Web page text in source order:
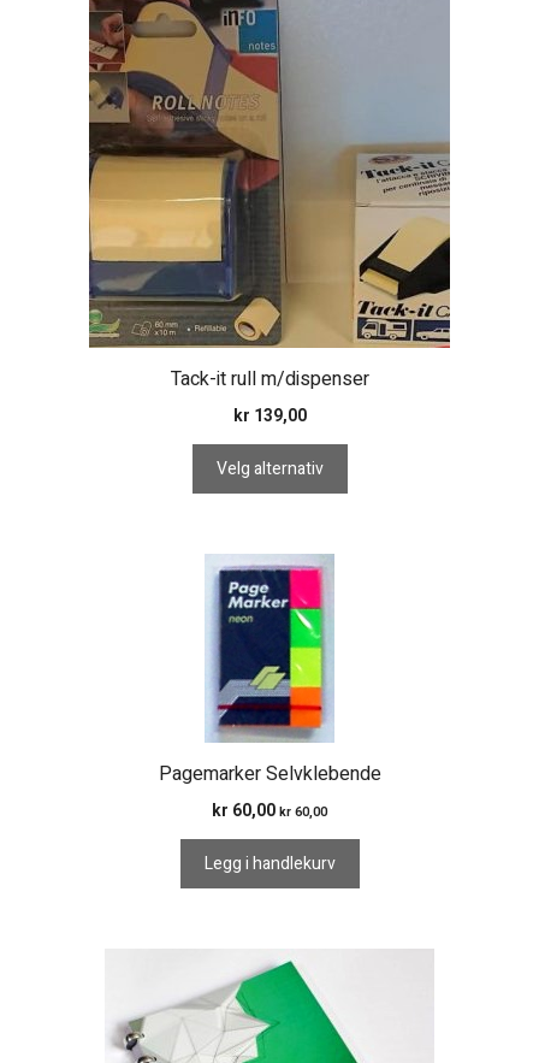
Tack-it rull m/dispenser
kr 139,00
Velg alternativ
produktet
varianter.
Alternativene
velges
produktsiden
Pagemarker Selvklebende
kr 60,00 kr 60,00
Legg i handlekurv